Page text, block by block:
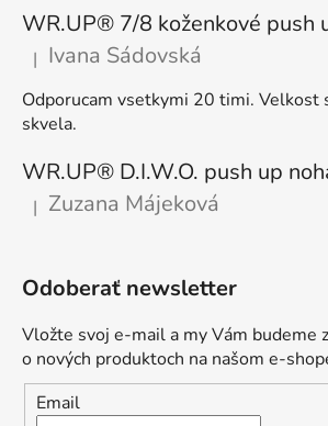
Hodnotenie produktu je 5 z 5
| Ivana Sádovská
Odporucam vsetkymi 20 timi. Velkost
skvela.
Hodnotenie produktu je 5 z 5
| Zuzana Májeková
Odoberať newsletter
Vložte svoj e-mail a my Vám budeme
o nových produktoch na našom e-
Email